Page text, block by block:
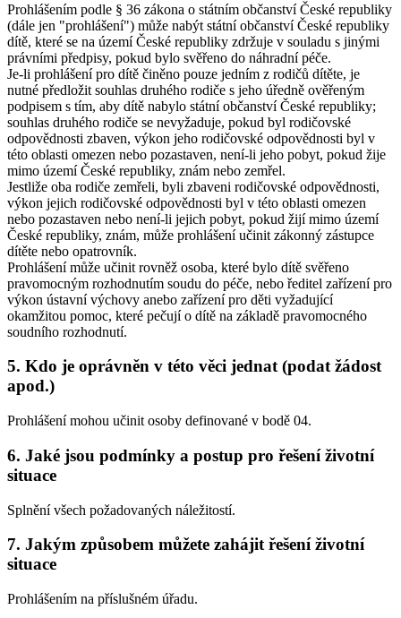
Prohlášením podle § 36 zákona o státním občanství České republiky
(dále jen "prohlášení") může nabýt státní občanství České republiky
dítě, které se na území České republiky zdržuje v souladu s jinými
právními předpisy, pokud bylo svěřeno do náhradní péče.
Je-li prohlášení pro dítě činěno pouze jedním z rodičů dítěte, je
nutné předložit souhlas druhého rodiče s jeho úředně ověřeným
podpisem s tím, aby dítě nabylo státní občanství České republiky;
souhlas druhého rodiče se nevyžaduje, pokud byl rodičovské
odpovědnosti zbaven, výkon jeho rodičovské odpovědnosti byl v
této oblasti omezen nebo pozastaven, není-li jeho pobyt, pokud žije
mimo území České republiky, znám nebo zemřel.
Jestliže oba rodiče zemřeli, byli zbaveni rodičovské odpovědnosti,
výkon jejich rodičovské odpovědnosti byl v této oblasti omezen
nebo pozastaven nebo není-li jejich pobyt, pokud žijí mimo území
České republiky, znám, může prohlášení učinit zákonný zástupce
dítěte nebo opatrovník.
Prohlášení může učinit rovněž osoba, které bylo dítě svěřeno
pravomocným rozhodnutím soudu do péče, nebo ředitel zařízení pro
výkon ústavní výchovy anebo zařízení pro děti vyžadující
okamžitou pomoc, které pečují o dítě na základě pravomocného
soudního rozhodnutí.
5. Kdo je oprávněn v této věci jednat (podat žádost
apod.)
Prohlášení mohou učinit osoby definované v bodě 04.
6. Jaké jsou podmínky a postup pro řešení životní
situace
Splnění všech požadovaných náležitostí.
7. Jakým způsobem můžete zahájit řešení životní
situace
Prohlášením na příslušném úřadu.